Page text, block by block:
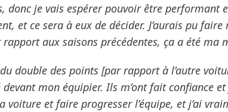
donc je vais espérer pouvoir être performant
et ce sera à eux de décider. J’aurais pu
aux saisons précédentes, ça a été ma
double des points [par rapport à l’autre
mon équipier. Ils m’ont fait confiance
voiture et faire progresser l’équipe, et j’ai